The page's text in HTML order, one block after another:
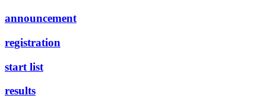
announcement
registration
start list
results